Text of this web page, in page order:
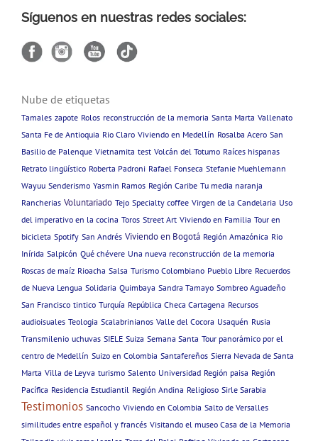
Síguenos en nuestras redes sociales:
Nube de etiquetas
Tamales zapote Rolos reconstrucción de la memoria Santa Marta Vallenato
Santa Fe de Antioquia Rio Claro Viviendo en Medellín Rosalba Acero San
Basilio de Palenque Vietnamita test Volcán del Totumo Raíces hispanas
Retrato lingüístico Roberta Padroni Rafael Fonseca Stefanie Muehlemann
Wayuu Senderismo Yasmin Ramos Región Caribe Tu media naranja
Rancherias Voluntariado Tejo Specialty coffee Virgen de la Candelaria Uso
del imperativo en la cocina Toros Street Art Viviendo en Familia Tour en
bicicleta Spotify San Andrés Viviendo en Bogotá Región Amazónica Rio
Inírida Salpicón Qué chévere Una nueva reconstrucción de la memoria
Roscas de maíz Rioacha Salsa Turismo Colombiano Pueblo Libre Recuerdos
de Nueva Lengua Solidaria Quimbaya Sandra Tamayo Sombreo Aguadeño
San Francisco tintico Turquía República Checa Cartagena Recursos
audioisuales Teologia Scalabrinianos Valle del Cocora Usaquén Rusia
Transmilenio uchuvas SIELE Suiza Semana Santa Tour panorámico por el
centro de Medellín Suizo en Colombia Santafereños Sierra Nevada de Santa
Marta Villa de Leyva turismo Salento Universidad Región paisa Región
Pacífica Residencia Estudiantil Región Andina Religioso Sirle Sarabia
Testimonios Sancocho Viviendo en Colombia Salto de Versalles
similitudes entre español y francés Visitando el museo Casa de la Memoria